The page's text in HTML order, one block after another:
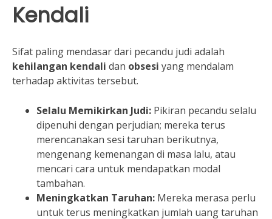
Kendali
Sifat paling mendasar dari pecandu judi adalah
kehilangan kendali dan obsesi yang mendalam
terhadap aktivitas tersebut.
Selalu Memikirkan Judi: Pikiran pecandu selalu
dipenuhi dengan perjudian; mereka terus
merencanakan sesi taruhan berikutnya,
mengenang kemenangan di masa lalu, atau
mencari cara untuk mendapatkan modal
tambahan.
Meningkatkan Taruhan: Mereka merasa perlu
untuk terus meningkatkan jumlah uang taruhan